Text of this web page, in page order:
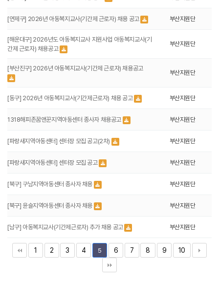
[연제구] 2026년 아동복지교사(기간제 근로자) 채용 공고 부산지원단
[해운대구] 2026년도 아동복지교사 지원사업 아동복지교사(기
간제 근로자) 채용공고
부산지원단
[부산진구] 2026년 아동복지교사(기간제 근로자) 채용공고
부산지원단
[동구] 2026년 아동복지교사(기간제근로자) 채용 공고 부산지원단
1318해피존꿈앤꾼지역아동센터 종사자 채용공고 부산지원단
[파랑새지역아동센터] 센터장 모집 공고(2차) 부산지원단
[파랑새지역아동센터] 센터장 모집 공고 부산지원단
[북구] 구남지역아동센터 종사자 채용 부산지원단
[북구] 윤슬지역아동센터 종사자 채용 부산지원단
[남구] 아동복지교사(기간제근로자) 추가 채용 공고 부산지원단
1 2 3 4 5 6 7 8 9 10